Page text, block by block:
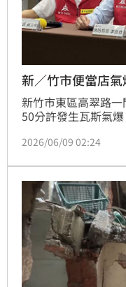
新／竹市便當店
新竹市東區高翠路
50分許發生瓦斯氣
午召開記者會，經統
管線破裂洩漏，瓦
詳細氣爆原因仍有
2026/06/09 02:24